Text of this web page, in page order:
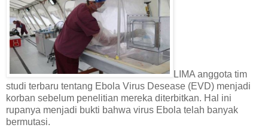
LIMA anggota tim
studi terbaru tentang Ebola Virus Desease (EVD) menjadi
korban sebelum penelitian mereka diterbitkan. Hal ini
rupanya menjadi bukti bahwa virus Ebola telah banyak
bermutasi.